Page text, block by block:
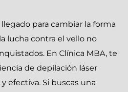
para cambiar la forma
lucha contra el vello no
En Clínica MBA, te
de depilación láser
efectiva. Si buscas una